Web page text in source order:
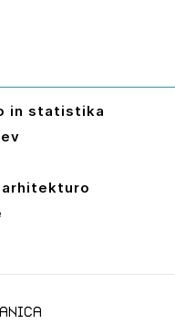
in statistika